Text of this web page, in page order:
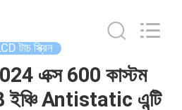
টাচ স্ক্রিন
এক্স 600 কাস্টম
ইঞ্চি Antistatic এন্টি